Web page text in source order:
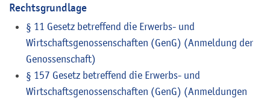
Rechtsgrundlage
§ 11 Gesetz betreffend die Erwerbs- und
Wirtschaftsgenossenschaften (GenG) (Anmeldung der
Genossenschaft)
§ 157 Gesetz betreffend die Erwerbs- und
Wirtschaftsgenossenschaften (GenG) (Anmeldungen